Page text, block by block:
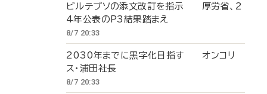
ビルテプソの添文改訂を指示 厚労省、2
4年公表のP3結果踏まえ
8/7 20:33
2030年までに黒字化目指す オンコリ
ス・浦田社長
8/7 20:33